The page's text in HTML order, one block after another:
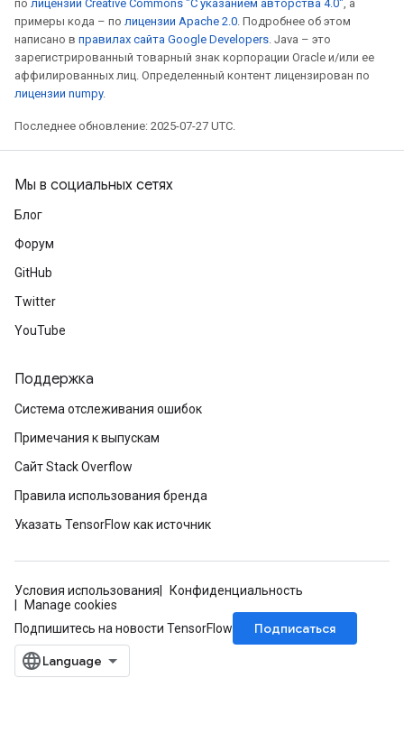
по лицензии Creative Commons "С указанием авторства 4.0", а
примеры кода – по лицензии Apache 2.0. Подробнее об этом
написано в правилах сайта Google Developers. Java – это
зарегистрированный товарный знак корпорации Oracle и/или ее
аффилированных лиц. Определенный контент лицензирован по
лицензии numpy.
Последнее обновление: 2025-07-27 UTC.
Мы в социальных сетях
Блог
Форум
GitHub
Twitter
YouTube
Поддержка
Система отслеживания ошибок
Примечания к выпускам
Сайт Stack Overflow
Правила использования бренда
Указать TensorFlow как источник
Условия использования
Конфиденциальность
Manage cookies
Подпишитесь на новости TensorFlow
Подписаться